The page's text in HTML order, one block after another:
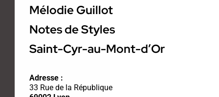
Mélodie Guillot
Notes de Styles
Saint-Cyr-au-Mont-d’Or
Adresse :
33 Rue de la République